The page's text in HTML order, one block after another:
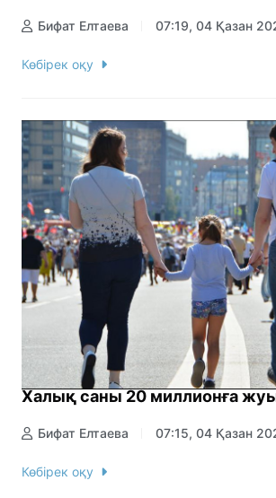
Бифат Елтаева 07:19, 04 Қазан
Көбірек оқу
Халық саны 20 миллионға
Бифат Елтаева 07:15, 04 Қазан
Көбірек оқу